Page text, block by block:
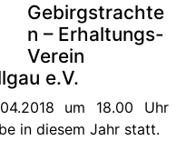
Gebirgstrachte
n – Erhaltungs-
Verein
e.V.
um 18.00 Uhr
in diesem Jahr statt.